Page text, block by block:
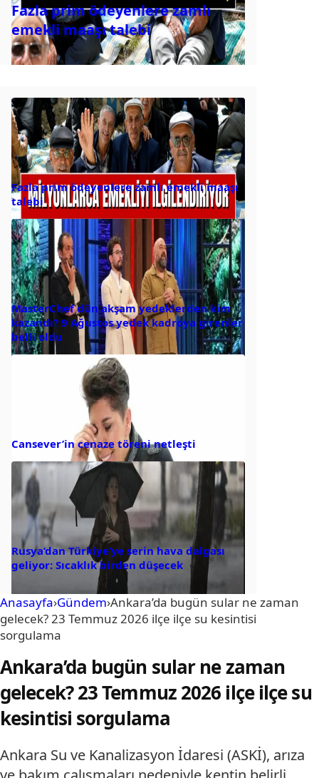
Fazla prim ödeyenlere zamlı
emekli maaşı talebi
Fazla prim ödeyenlere zamlı emekli maaşı
talebi
MasterChef dün akşam yedeklerden kim
kazandı? 9 Ağustos yedek kadroya girenler
belli oldu
Cansever’in cenaze töreni netleşti
Rusya’dan Türkiye’ye serin hava dalgası
geliyor: Sıcaklık birden düşecek
Anasayfa›Gündem›Ankara’da bugün sular ne zaman
gelecek? 23 Temmuz 2026 ilçe ilçe su kesintisi
sorgulama
Ankara’da bugün sular ne zaman
gelecek? 23 Temmuz 2026 ilçe ilçe su
kesintisi sorgulama
Ankara Su ve Kanalizasyon İdaresi (ASKİ), arıza